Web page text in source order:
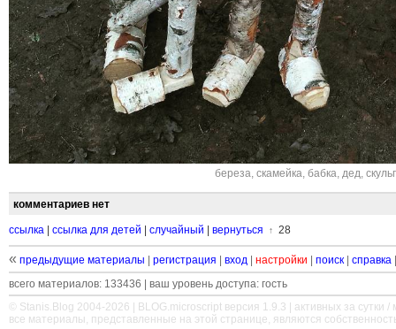
береза, скамейка, бабка, дед,
комментариев нет
ссылка ссылка для детей случайный вернуться ↑ 28
« предыдущие материалы регистрация вход настройки поиск справка
всего материалов: 133436 | ваш уровень доступа: гость
© Stanis.Blog 2004-2026 |
BLOG.microscript версия 1.9.3 | активных за сутки /
все материалы, представленные на этой странице, являются